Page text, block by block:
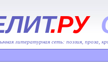
.РУ
литературная сеть: поэзия, проза,